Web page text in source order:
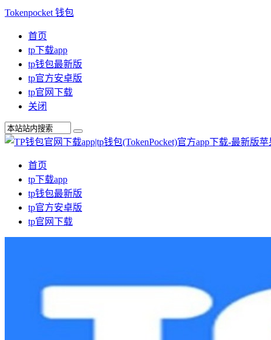
Tokenpocket 钱包
首页
tp下载app
tp钱包最新版
tp官方安卓版
tp官网下载
关闭
首页
tp下载app
tp钱包最新版
tp官方安卓版
tp官网下载